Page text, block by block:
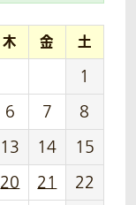
木 金 土
1
6 7
8
13 14
15
20 21
22